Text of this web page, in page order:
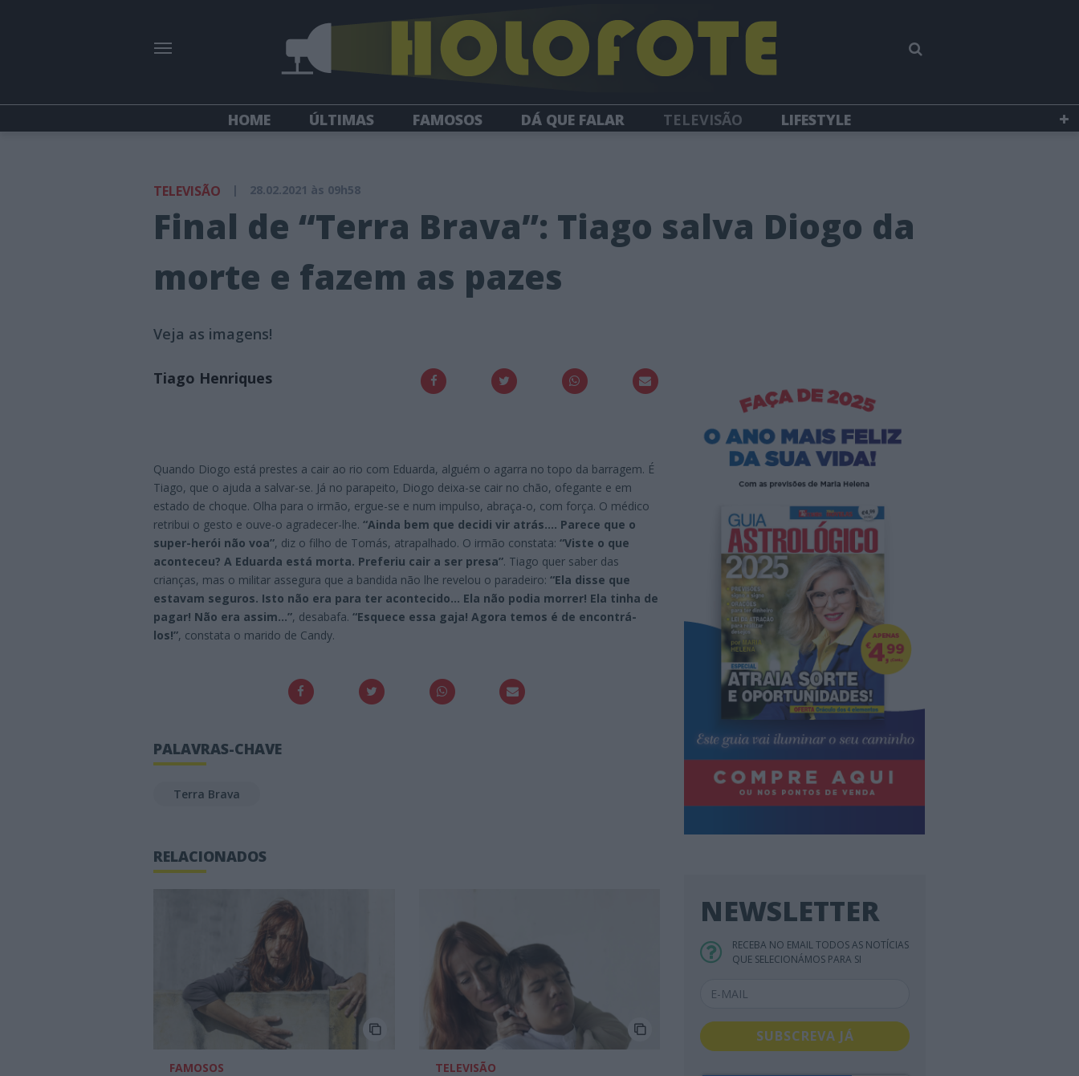
HOME ÚLTIMAS FAMOSOS DÁ QUE FALAR TELEVISÃO
LIFESTYLE
TELEVISÃO | 28.02.2021 às 09h58
Final de “Terra Brava”: Tiago salva Diogo da
morte e fazem as pazes
Veja as imagens!
Tiago Henriques
Quando Diogo está prestes a cair ao rio com Eduarda, alguém o agarra no topo da barragem. É
Tiago, que o ajuda a salvar-se. Já no parapeito, Diogo deixa-se cair no chão, ofegante e em
estado de choque. Olha para o irmão, ergue-se e num impulso, abraça-o, com força. O médico
retribui o gesto e ouve-o agradecer-lhe. “Ainda bem que decidi vir atrás…. Parece que o
super-herói não voa”, diz o filho de Tomás, atrapalhado. O irmão constata: “Viste o que
aconteceu? A Eduarda está morta. Preferiu cair a ser presa”. Tiago quer saber das
crianças, mas o militar assegura que a bandida não lhe revelou o paradeiro: “Ela disse que
estavam seguros. Isto não era para ter acontecido… Ela não podia morrer! Ela tinha de
pagar! Não era assim…”, desabafa. “Esquece essa gaja! Agora temos é de encontrá-
los!”, constata o marido de Candy.
PALAVRAS-CHAVE
Terra Brava
RELACIONADOS
FAMOSOS TELEVISÃO
NEWSLETTER
RECEBA NO EMAIL TODOS AS NOTÍCIAS
QUE SELECIONÁMOS PARA SI
SUBSCREVA JÁ